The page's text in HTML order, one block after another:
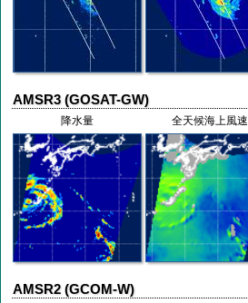
AMSR3 (GOSAT-GW)
降水量 全天候海上風速
AMSR2 (GCOM-W)